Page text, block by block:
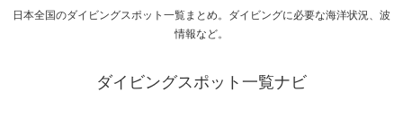
日本全国のダイビングスポット一覧まとめ。ダイビングに必要な海洋状況、波
情報など。
ダイビングスポット一覧ナビ